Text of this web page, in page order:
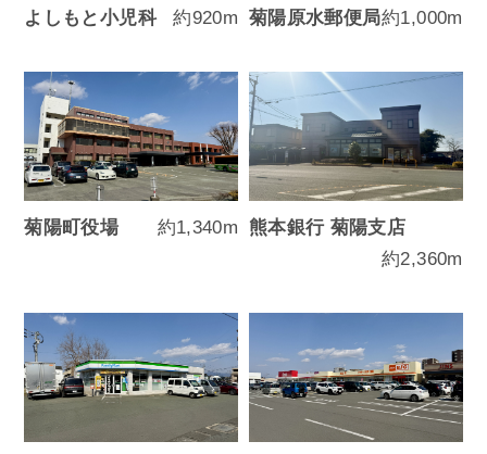
よしもと小児科 約920m 菊陽原水郵便局約1,000m
菊陽町役場 約1,340m 熊本銀行 菊陽支店
約2,360m